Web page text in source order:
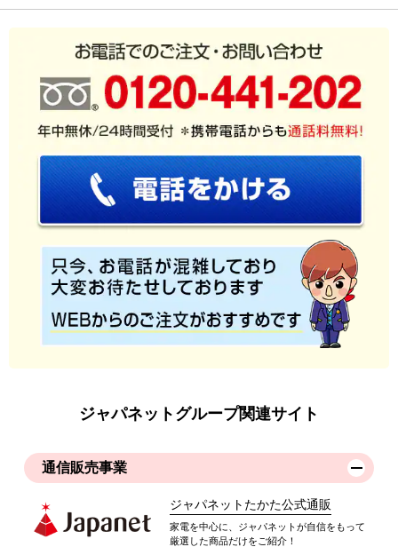
ジャパネットグループ関連サイト
通信販売事業
ジャパネットたかた公式通販
家電を中心に、ジャパネットが自信をもって
厳選した商品だけをご紹介！